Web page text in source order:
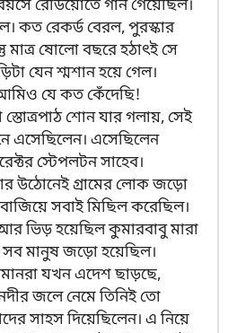
রেডিয়োতে গান গেয়েছিল।
কত রেকর্ড বেরল, পুরস্কার
ষোলো বছরে হঠাৎই সে
যেন শ্মশান হয়ে গেল।
যে কত কেঁদেছি!
শোন যার গলায়, সেই
এসেছিলেন। এসেছিলেন
স্টেপলটন সাহেব।
উঠোনেই গ্রামের লোক জড়ো
সবাই মিছিল করেছিল।
ভিড় হয়েছিল কুমারবাবু মারা
সব মানুষ জড়ো হয়েছিল।
যখন এদেশ ছাড়ছে,
জলে নেমে তিনিই তো
সাহস দিয়েছিলেন। এ নিয়ে